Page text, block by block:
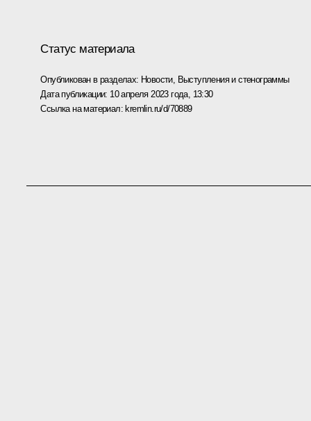
Статус материала
Опубликован в разделах: Новости, Выступления и стенограммы
Дата публикации: 10 апреля 2023 года, 13:30
Ссылка на материал: kremlin.ru/d/70889